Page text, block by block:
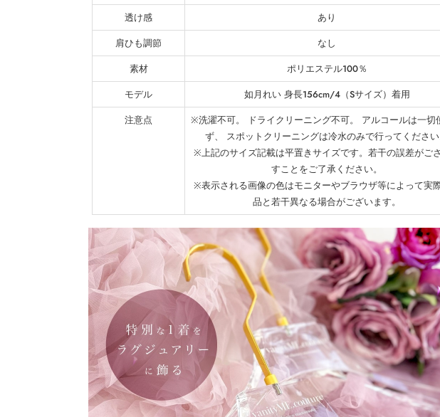
透け感
あり
肩ひも調節
なし
素材
ポリエステル100％
モデル
如月れい 身長156cm/4（Sサイズ）着用
注意点
※洗濯不可。 ドライクリーニング不可。 アルコールは一切
ず、 スポットクリーニングは冷水のみで行ってください
※上記のサイズ記載は平置きサイズです。若干の誤差がご
すことをご了承ください。
※表示される画像の色はモニターやブラウザ等によって実
品と若干異なる場合がございます。